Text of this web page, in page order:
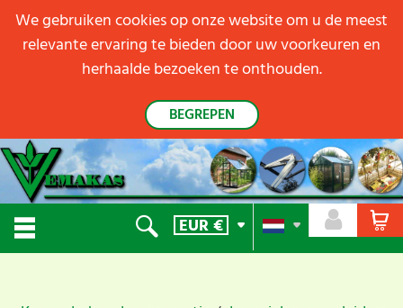
EUR€
We gebruiken cookies op onze website om u de meest
relevante ervaring te bieden door uw voorkeuren en
herhaalde bezoeken te onthouden.
BEGREPEN